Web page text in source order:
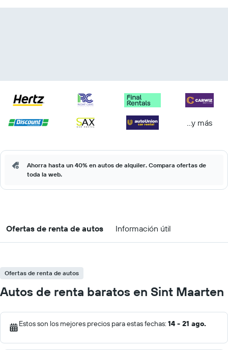
...y más
Ahorra hasta un 40% en autos de alquiler. Compara ofertas de
toda la web.
Ofertas de renta de autos Información útil
Ofertas de renta de autos
Autos de renta baratos en Sint Maarten
Estos son los mejores precios para estas fechas: 14 - 21 ago.